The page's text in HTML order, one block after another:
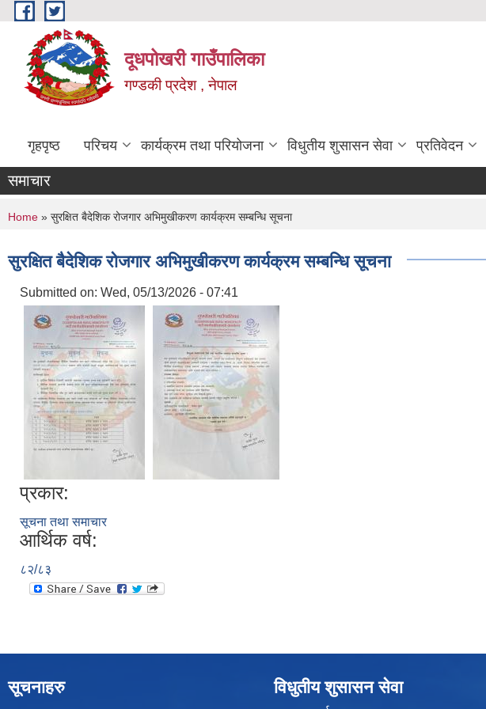
Skip to main content
दूधपोखरी गाउँपालिका
गण्डकी प्रदेश , नेपाल
गृहपृष्ठ परिचय कार्यक्रम तथा परियोजना विधुतीय शुसासन सेवा प्रतिवेदन
समाचार
You are here
Home » सुरक्षित बैदेशिक रोजगार अभिमुखीकरण कार्यक्रम सम्बन्धि सूचना
सुरक्षित बैदेशिक रोजगार अभिमुखीकरण कार्यक्रम सम्बन्धि सूचना
Submitted on: Wed, 05/13/2026 - 07:41
प्रकार:
सूचना तथा समाचार
आर्थिक वर्ष:
८२/८३
सूचनाहरु विधुतीय शुसासन सेवा